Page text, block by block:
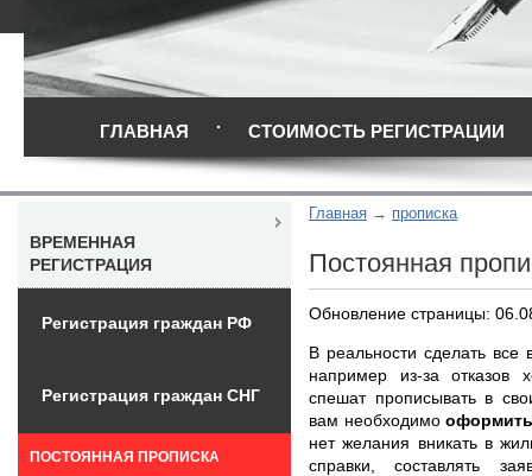
ГЛАВНАЯ СТОИМОСТЬ РЕГИСТРАЦИИ
Главная прописка
Постоянная
Обновление страницы:
В реальности сделать все
например из-за отказов
спешат прописывать в
вам необходимо
нет желания вникать в
справки, составлять
ВРЕМЕННАЯ
РЕГИСТРАЦИЯ
Регистрация граждан РФ
Регистрация граждан СНГ
ПОСТОЯННАЯ ПРОПИСКА